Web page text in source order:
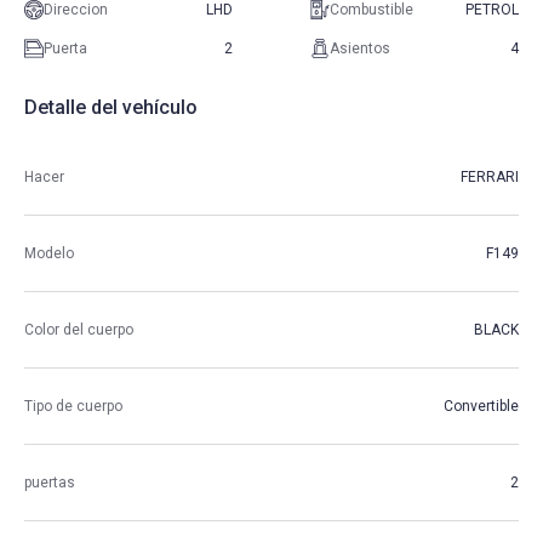
Direccion LHD Combustible PETROL
Puerta 2 Asientos 4
Detalle del vehículo
Hacer FERRARI
Modelo F149
Color del cuerpo BLACK
Tipo de cuerpo Convertible
puertas 2